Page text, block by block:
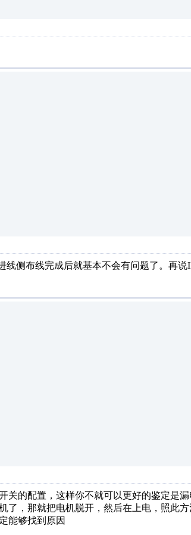
侧布线完成后就基本不会有问题了。再
关的配置，这样你不就可以更好的鉴定是
了，那就把电机脱开，然后在上电，照此
能够找到原因